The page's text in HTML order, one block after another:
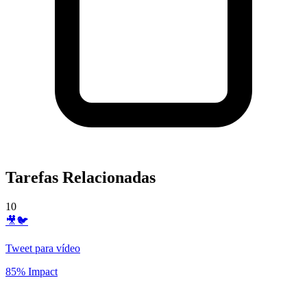
Tarefas Relacionadas
10
🎥🐦
Tweet para vídeo
85% Impact